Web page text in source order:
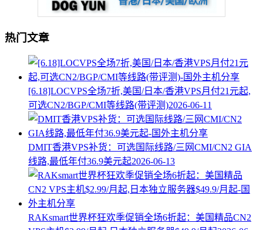
热门文章
[6.18]LOCVPS全场7折,美国/日本/香港VPS月付21元起,
可选CN2/BGP/CMI等线路(带评测)2026-06-11
DMIT香港VPS补货：可选国际线路/三网CMI/CN2 GIA
线路,最低年付36.9美元起2026-06-13
RAKsmart世界杯狂欢季促销全场6折起：美国精品CN2